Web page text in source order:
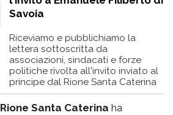
Savoia
Riceviamo e pubblichiamo la
lettera sottoscritta da
associazioni, sindacati e forze
politiche rivolta all'invito inviato al
principe dal Rione Santa Caterina
Rione Santa Caterina ha